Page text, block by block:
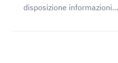
disposizione informazioni...